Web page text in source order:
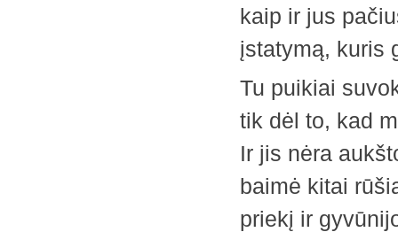
kaip ir jus
įstatymą, kuris
Tu puikiai
tik dėl to, kad
Ir jis nėra
baimė kitai
priekį ir